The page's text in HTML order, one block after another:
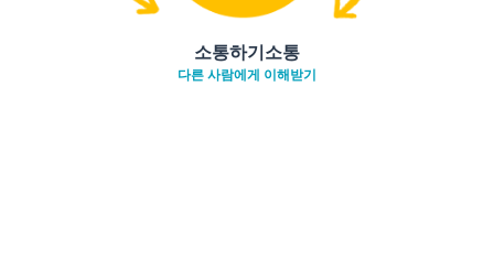
소통하기소통
다른 사람에게 이해받기